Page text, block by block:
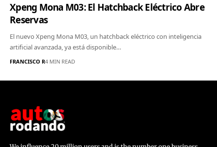
Xpeng Mona M03: El Hatchback Eléctrico Abre
Reservas
El nuevo Xpeng Mona M03, un hatchback eléctrico con inteligencia
artificial avanzada, ya está disponible…
FRANCISCO R4 MIN READ